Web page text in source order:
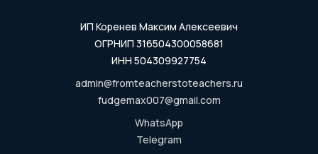
ИП Коренев Максим Алексеевич
ОГРНИП 316504300058681
ИНН 504309927754
admin@fromteacherstoteachers.ru
fudgemax007@gmail.com
WhatsApp
Telegram